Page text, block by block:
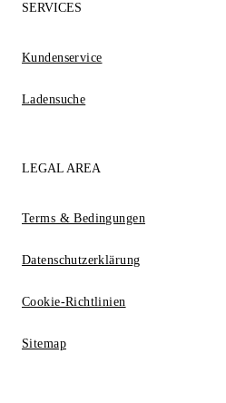
SERVICES
Kundenservice
Ladensuche
LEGAL AREA
Terms & Bedingungen
Datenschutzerklärung
Cookie-Richtlinien
Sitemap